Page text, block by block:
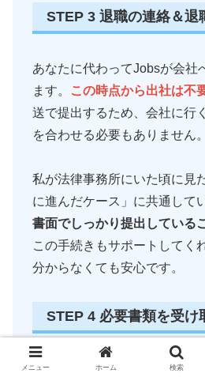
STEP 3 退職の連絡＆退
あなたに代わってJobsが会社
ます。
この時点から出社は不
送で提出するため、会社に行
を合わせる必要もありません。
私が法律事務所にいた頃に見
に進んだケース」に共通して
書面でしっかり提出している
この手続きもサポートしてく
分からなくても安心です。
STEP 4 必要書類を受け
離職票や源泉徴収票など、退
メニュー ホーム 検索